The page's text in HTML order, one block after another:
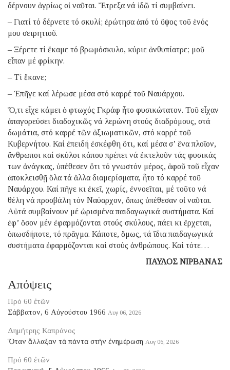
δέρνουν ἀγρίως οἱ ναῦται. Ἔτρεξα νά ἰδῶ τί συμβαίνει.
– Γιατί τό δέρνετε τό σκυλί; ἐρώτησα ἀπό τό ὕψος τοῦ ἑνός
μου σειρητιοῦ.
– Ξέρετε τί ἔκαμε τό βρωμόσκυλο, κύριε ἀνθυπίατρε; μοῦ
εἶπαν μέ φρίκην.
– Τί ἔκανε;
– Ἐπῆγε καί λέρωσε μέσα στό καρρέ τοῦ Ναυάρχου.
Ὅ,τι εἶχε κάμει ὁ φτωχός Γκράφ ἦτο φυσικώτατον. Τοῦ εἶχαν
ἀπαγορεύσει διαδοχικῶς νά λερώνη στούς διαδρόμους, στά
δωμάτια, στό καρρέ τῶν ἀξιωματικῶν, στό καρρέ τοῦ
Κυβερνήτου. Καί ἐπειδή ἐσκέφθη ὅτι, καί μέσα σ’ ἕνα πλοῖον,
ἄνθρωποι καί σκύλοι κάπου πρέπει νά ἐκτελοῦν τάς φυσικάς
των ἀνάγκας, ὑπέθεσεν ὅτι τό γνωστόν μέρος, ἀφοῦ τοῦ εἶχαν
ἀποκλεισθῇ ὅλα τά ἄλλα διαμερίσματα, ἦτο τό καρρέ τοῦ
Ναυάρχου. Καί πῆγε κι ἐκεῖ, χωρίς, ἐννοεῖται, μέ τοῦτο νά
θέλη νά προσβάλη τόν Ναύαρχον, ὅπως ὑπέθεσαν οἱ ναῦται.
Αὐτά συμβαίνουν μέ ὡρισμένα παιδαγωγικά συστήματα. Καί
ἐφ’ ὅσον μέν ἐφαρμόζονται στούς σκύλους, πάει κι ἔρχεται,
ὁπωσδήποτε, τό πρᾶγμα. Κάποτε, ὅμως, τά ἴδια παιδαγωγικά
συστήματα ἐφαρμόζονται καί στούς ἀνθρώπους. Καί τότε…
ΠΑΥΛΟΣ ΝΙΡΒΑΝΑΣ
Απόψεις
Πρό 60 ἐτῶν
Σάββατον, 6 Αὐγούστου 1966 Αυγ 06, 2026
Δημήτρης Καπράνος
Ὅταν ἄλλαξαν τά πάντα στήν ἐνημέρωση Αυγ 06, 2026
Πρό 60 ἐτῶν